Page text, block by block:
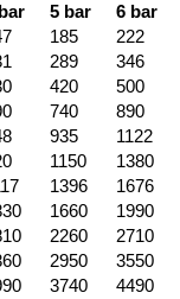
5 bar
6 bar
185
222
289
346
420
500
740
890
935
1122
1150
1380
1396
1676
1660
1990
2260
2710
2950
3550
3740
4490